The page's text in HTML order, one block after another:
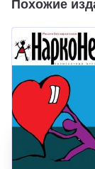
Похожие